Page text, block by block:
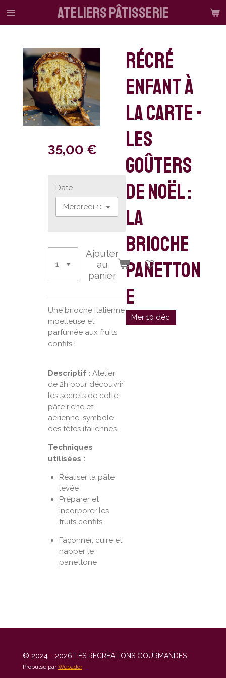
Passer
ateliers pâtisserie
Récré
enfant à
la carte -
Les
goûters
de Noël :
la
brioche
panetton
e
Mer 10 déc
35,00 €
Date
Ajouter
au
panier
Une brioche italienne
moelleuse et
parfumée aux fruits
confits !
Descriptif : Atelier
de 2h pour découvrir
les secrets de cette
pâte riche et
aérienne, symbole
des fêtes italiennes.
Techniques
utilisées :
Réaliser la pâte
levée
Préparer et
incorporer les
fruits confits
Façonner, cuire et
napper le
panettone
© 2024 - 2026 LES RECREATIONS GOURMANDES
Propulsé parWebador